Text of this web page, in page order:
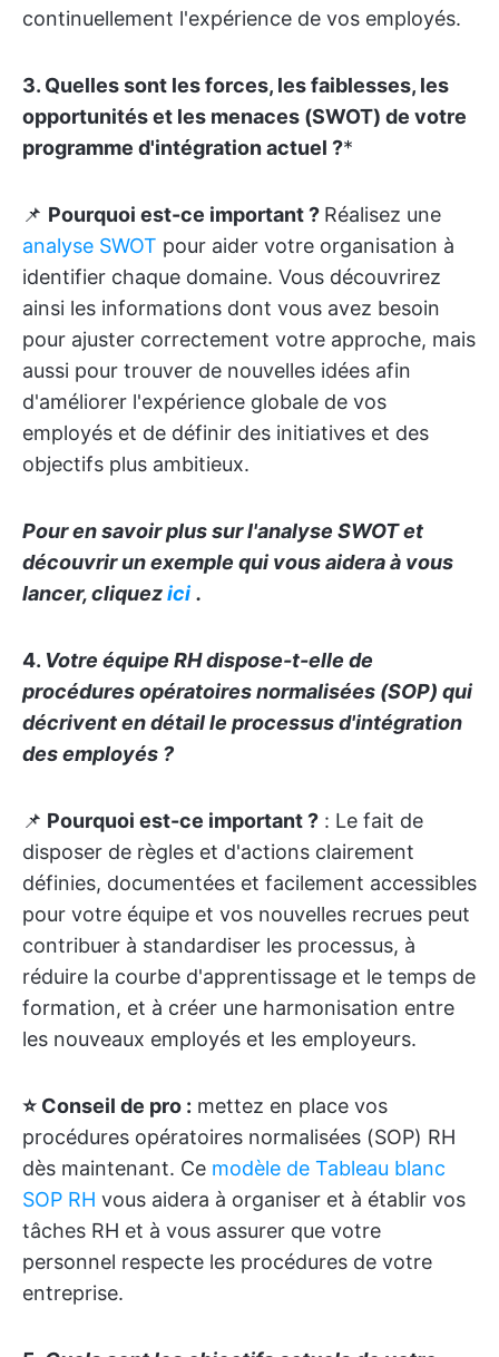
continuellement l'expérience de vos employés.
3. Quelles sont les forces, les faiblesses, les
opportunités et les menaces (SWOT) de votre
programme d'intégration actuel ?*
📌 Pourquoi est-ce important ? Réalisez une
analyse SWOT pour aider votre organisation à
identifier chaque domaine. Vous découvrirez
ainsi les informations dont vous avez besoin
pour ajuster correctement votre approche, mais
aussi pour trouver de nouvelles idées afin
d'améliorer l'expérience globale de vos
employés et de définir des initiatives et des
objectifs plus ambitieux.
Pour en savoir plus sur l'analyse SWOT et
découvrir un exemple qui vous aidera à vous
lancer, cliquezici .
4. Votre équipe RH dispose-t-elle de
procédures opératoires normalisées (SOP) qui
décrivent en détail le processus d'intégration
des employés ?
📌 Pourquoi est-ce important ? : Le fait de
disposer de règles et d'actions clairement
définies, documentées et facilement accessibles
pour votre équipe et vos nouvelles recrues peut
contribuer à standardiser les processus, à
réduire la courbe d'apprentissage et le temps de
formation, et à créer une harmonisation entre
les nouveaux employés et les employeurs.
⭐️ Conseil de pro : mettez en place vos
procédures opératoires normalisées (SOP) RH
dès maintenant. Ce modèle de Tableau blanc
SOP RH vous aidera à organiser et à établir vos
tâches RH et à vous assurer que votre
personnel respecte les procédures de votre
entreprise.